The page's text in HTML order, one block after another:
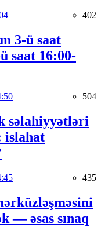
402
3-ü saat
saat 16:00-
504
səlahiyyətləri
islahat
435
— əsas sınaq